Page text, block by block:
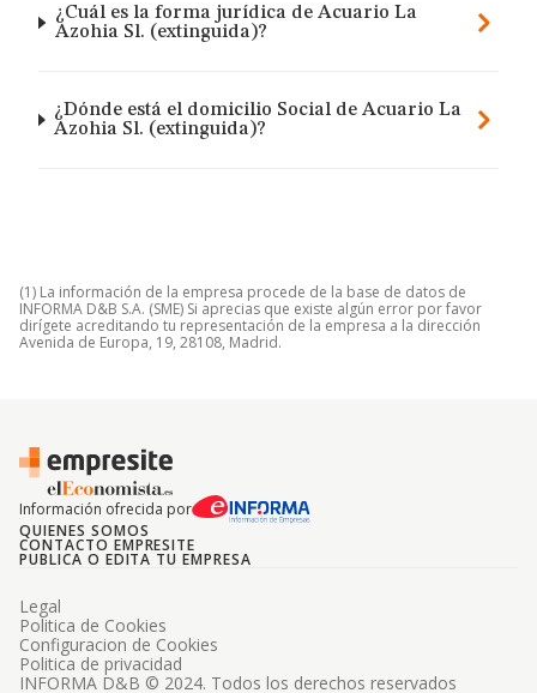
¿Cuál es la forma jurídica de Acuario La
Azohia Sl. (extinguida)?
¿Dónde está el domicilio Social de Acuario La
Azohia Sl. (extinguida)?
(1) La información de la empresa procede de la base de datos de
INFORMA D&B S.A. (SME) Si aprecias que existe algún error por favor
dirígete acreditando tu representación de la empresa a la dirección
Avenida de Europa, 19, 28108, Madrid.
Información ofrecida por
QUIENES SOMOS
CONTACTO EMPRESITE
PUBLICA O EDITA TU EMPRESA
INFORMA D&B © 2024. Todos los derechos reservados
Legal
Politica de Cookies
Configuracion de Cookies
Politica de privacidad